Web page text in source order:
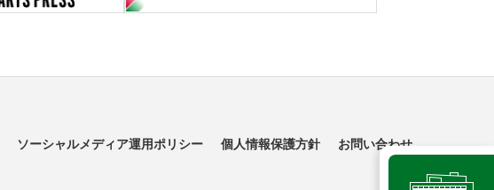
ソーシャルメディア運用ポリシー 個人情報保護方針 お問い合わせ